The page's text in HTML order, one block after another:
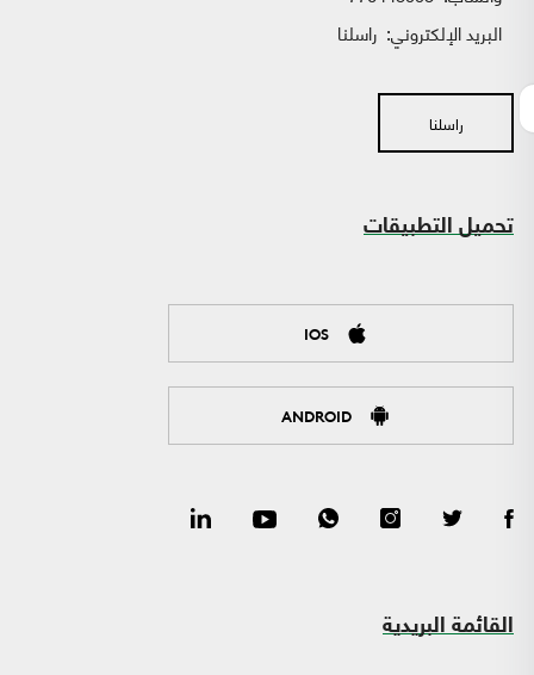
البريد الإلكتروني: راسلنا
راسلنا
تحميل التطبيقات
IOS
ANDROID
القائمة البريدية